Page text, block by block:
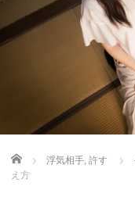
Home 浮気相手, 許す
え方